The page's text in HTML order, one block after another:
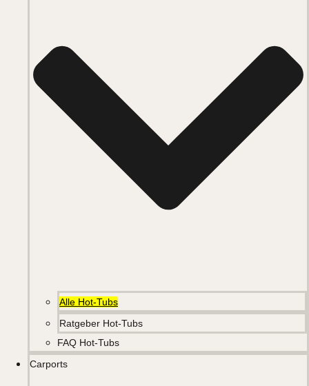
Alle Hot-Tubs
Ratgeber Hot-Tubs
FAQ Hot-Tubs
Carports